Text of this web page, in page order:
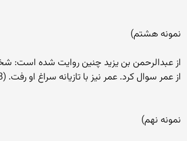
نمونه هشتم)
از عبدالرحمن بن یزید چنین روایت شده است:
از عمر سوال کرد. عمر نیز با تازیانه سراغ او رفت. (8)
نمونه نهم)